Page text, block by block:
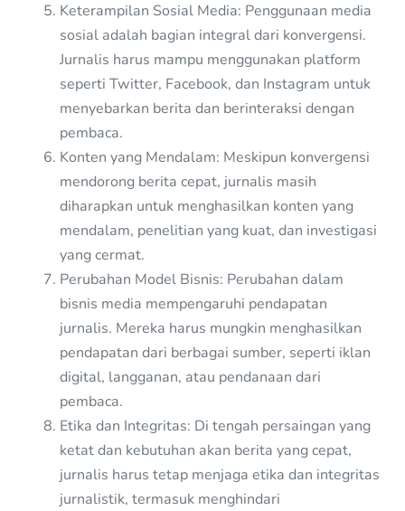
Keterampilan Sosial Media: Penggunaan media
sosial adalah bagian integral dari konvergensi.
Jurnalis harus mampu menggunakan platform
seperti Twitter, Facebook, dan Instagram untuk
menyebarkan berita dan berinteraksi dengan
pembaca.
Konten yang Mendalam: Meskipun konvergensi
mendorong berita cepat, jurnalis masih
diharapkan untuk menghasilkan konten yang
mendalam, penelitian yang kuat, dan investigasi
yang cermat.
Perubahan Model Bisnis: Perubahan dalam
bisnis media mempengaruhi pendapatan
jurnalis. Mereka harus mungkin menghasilkan
pendapatan dari berbagai sumber, seperti iklan
digital, langganan, atau pendanaan dari
pembaca.
Etika dan Integritas: Di tengah persaingan yang
ketat dan kebutuhan akan berita yang cepat,
jurnalis harus tetap menjaga etika dan integritas
jurnalistik, termasuk menghindari